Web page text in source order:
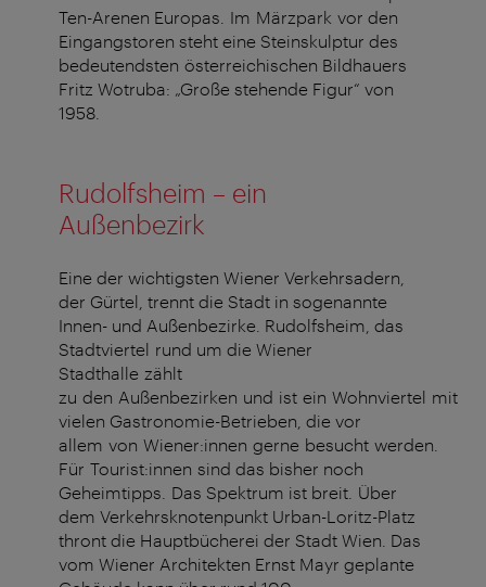
Ten-Arenen Europas. Im Märzpark vor den
Eingangstoren steht eine Steinskulptur des
bedeutendsten österreichischen Bildhauers
Fritz Wotruba: „Große stehende Figur“ von
1958.
Rudolfsheim – ein
Außenbezirk
Eine der wichtigsten Wiener Verkehrsadern,
der Gürtel, trennt die Stadt in sogenannte
Innen- und Außenbezirke. Rudolfsheim, das
Stadtviertel rund um die Wiener
Stadthalle zählt
zu den Außenbezirken und ist ein Wohnviertel mit
vielen Gastronomie-Betrieben, die vor
allem von Wiener:innen gerne besucht werden.
Für Tourist:innen sind das bisher noch
Geheimtipps. Das Spektrum ist breit. Über
dem Verkehrsknotenpunkt Urban-Loritz-Platz
thront die Hauptbücherei der Stadt Wien. Das
vom Wiener Architekten Ernst Mayr geplante